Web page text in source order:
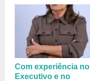
Com experiência no
Executivo e no